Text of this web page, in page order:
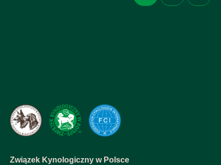
Związek Kynologiczny w Polsce